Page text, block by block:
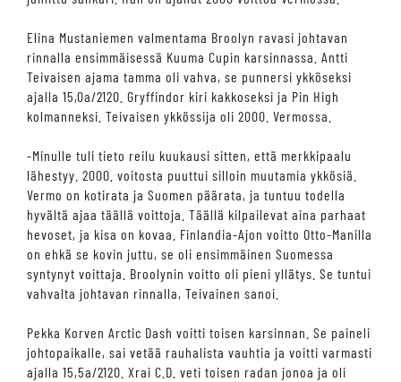
Elina Mustaniemen valmentama Broolyn ravasi johtavan
rinnalla ensimmäisessä Kuuma Cupin karsinnassa. Antti
Teivaisen ajama tamma oli vahva, se punnersi ykköseksi
ajalla 15,0a/2120. Gryffindor kiri kakkoseksi ja Pin High
kolmanneksi. Teivaisen ykkössija oli 2000. Vermossa.
-Minulle tuli tieto reilu kuukausi sitten, että merkkipaalu
lähestyy. 2000. voitosta puuttui silloin muutamia ykkösiä.
Vermo on kotirata ja Suomen päärata, ja tuntuu todella
hyvältä ajaa täällä voittoja. Täällä kilpailevat aina parhaat
hevoset, ja kisa on kovaa. Finlandia-Ajon voitto Otto-Manilla
on ehkä se kovin juttu, se oli ensimmäinen Suomessa
syntynyt voittaja. Broolynin voitto oli pieni yllätys. Se tuntui
vahvalta johtavan rinnalla, Teivainen sanoi.
Pekka Korven Arctic Dash voitti toisen karsinnan. Se paineli
johtopaikalle, sai vetää rauhalista vauhtia ja voitti varmasti
ajalla 15,5a/2120. Xrai C.D. veti toisen radan jonoa ja oli